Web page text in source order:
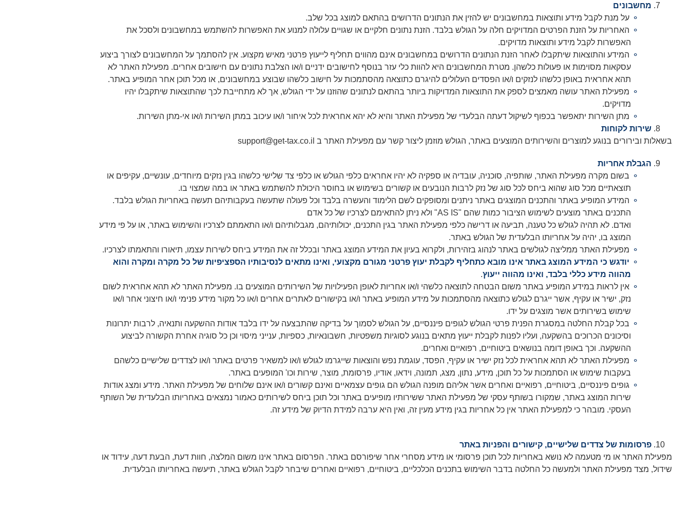
מחשבונים
על מנת לקבל מידע ותוצאות במחשבונים יש להזין את הנתונים הדרושים בהתאם למוצג בכל שלב.
האחריות על הזנת הפרטים המדויקים חלה על הגולש בלבד. הזנת נתונים חלקיים או שגויים עלולה למנוע את האפשרות להשתמש במחשבונים ולסכל את
האפשרות לקבל מידע ותוצאות מדויקים.
המידע והתוצאות שיתקבלו לאחר הזנת הנתונים הדרושים במחשבונים אינם מהווים תחליף לייעוץ פרטני מאיש מקצוע. אין להסתמך על המחשבונים לצורך ביצוע
עסקאות מסוימות או פעולות כלשהן. מטרת המחשבונים היא להוות כלי עזר בנוסף לחישובים ידניים ו/או הצלבת נתונים עם חישובים אחרים. מפעילת האתר לא
תהא אחראית באופן כלשהו לנזקים ו/או הפסדים העלולים להיגרם כתוצאה מהסתמכות על חישוב כלשהו שבוצע במחשבונים, או מכל תוכן אחר המופיע באתר.
מפעילת האתר עושה מאמצים לספק את התוצאות המדויקות ביותר בהתאם לנתונים שהוזנו על ידי הגולש, אך לא מתחייבת לכך שהתוצאות שיתקבלו יהיו
מדויקים.
מתן השירות יתאפשר בכפוף לשיקול דעתה הבלעדי של מפעילת האתר והיא לא יהא אחראית לכל איחור ו/או עיכוב במתן השירות ו/או אי-מתן השירות.
שירות לקוחות
בשאלות ובירורים בנוגע למוצרים והשירותים המוצעים באתר, הגולש מוזמן ליצור קשר עם מפעילת האתר ב support@get-tax.co.il
הגבלת אחריות
בשום מקרה מפעילת האתר, שותפיה, סוכניה, עובדיה או ספקיה לא יהיו אחראים כלפי הגולש או כלפי צד שלישי כלשהו בגין נזקים מיוחדים, עונשיים, עקיפים או
תוצאתיים מכל סוג שהוא ביחס לכל סוג של נזק לרבות הנובעים או קשורים בשימוש או בחוסר היכולת להשתמש באתר או במה שמצוי בו.
המידע המופיע באתר והתכנים המוצגים באתר ניתנים ומסופקים לשם הלימוד והעשרה בלבד וכל פעולה שתעשה בעקבותיהם תעשה באחריות הגולש בלבד.
התכנים באתר מוצעים לשימוש הציבור כמות שהם "AS IS" ולא ניתן להתאימם לצרכיו של כל אדם
ואדם. לא תהיה לגולש כל טענה, תביעה או דרישה כלפי מפעילת האתר בגין התכנים, יכולותיהם, מגבלותיהם ו/או התאמתם לצרכיו והשימוש באתר, או על פי מידע
המוצג בו, יהיה על אחריותו הבלעדית של הגולש באתר.
מפעילת האתר ממליצה לגולשים באתר לנהוג בזהירות, ולקרוא בעיון את המידע המוצג באתר ובכלל זה את המידע ביחס לשירות עצמו, תיאורו והתאמתו לצרכיו.
יודגש כי המידע המוצג באתר אינו מובא כתחליף לקבלת יעוץ פרטני מגורם מקצועי, ואינו מתאים לנסיבותיו הספציפיות של כל מקרה ומקרה והוא
מהווה מידע כללי בלבד, ואינו מהווה ייעוץ.
אין לראות במידע המופיע באתר משום הבטחה לתוצאה כלשהי ו/או אחריות לאופן הפעילויות של השירותים המוצעים בו. מפעילת האתר לא תהא אחראית לשום
נזק, ישיר או עקיף, אשר ייגרם לגולש כתוצאה מהסתמכות על מידע המופיע באתר ו/או בקישורים לאתרים אחרים ו/או כל מקור מידע פנימי ו/או חיצוני אחר ו/או
שימוש בשירותים אשר מוצגים על ידו.
בכל קבלת החלטה במסגרת הפנית פרטי הגולש לגופים פיננסיים, על הגולש לסמוך על בדיקה שהתבצעה על ידו בלבד אודות ההשקעה ותנאיה, לרבות יתרונות
וסיכונים הכרוכים בהשקעה, ועליו לפנות לקבלת ייעוץ מתאים בנוגע לסוגיות משפטיות, חשבונאיות, כספיות, ענייני מיסוי וכן כל סוגיה אחרת הקשורה לביצוע
ההשקעה. וכך באופן דומה בנושאים ביטוחיים, רפואיים ואחרים.
מפעילת האתר לא תהא אחראית לכל נזק ישיר או עקיף, הפסד, עוגמת נפש והוצאות שייגרמו לגולש ו/או למשאיר פרטים באתר ו/או לצדדים שלישיים כלשהם
בעקבות שימוש או הסתמכות על כל תוכן, מידע, נתון, מצג, תמונה, וידאו, אודיו, פרסומת, מוצר, שירות וכו' המופעים באתר.
גופים פיננסיים, ביטוחיים, רפואיים ואחרים אשר אליהם מופנה הגולש הם גופים עצמאיים ואינם קשורים ו/או אינם שלוחים של מפעילת האתר. מידע ומצג אודות
שירות המוצג באתר, שמקורו בשותף עסקי של מפעילת האתר ששירותיו מופיעים באתר וכל תוכן ביחס לשירותים כאמור נמצאים באחריותו הבלעדית של השותף
העסקי. מובהר כי למפעילת האתר אין כל אחריות בגין מידע מעין זה, ואין היא ערבה למידת הדיוק של מידע זה.
פרסומות של צדדים שלישיים, קישורים והפניות באתר
מפעילת האתר או מי מטעמה לא נושא באחריות לכל תוכן פרסומי או מידע מסחרי אחר שיפורסם באתר. הפרסום באתר אינו משום המלצה, חוות דעת, הבעת דעה, עידוד או
שידול, מצד מפעילת האתר ולמעשה כל החלטה בדבר השימוש בתכנים הכלכליים, ביטוחיים, רפואיים ואחרים שיבחר לקבל הגולש באתר, תיעשה באחריותו הבלעדית.